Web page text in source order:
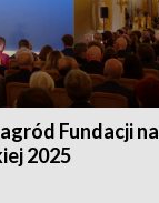
Fundacji na
2025